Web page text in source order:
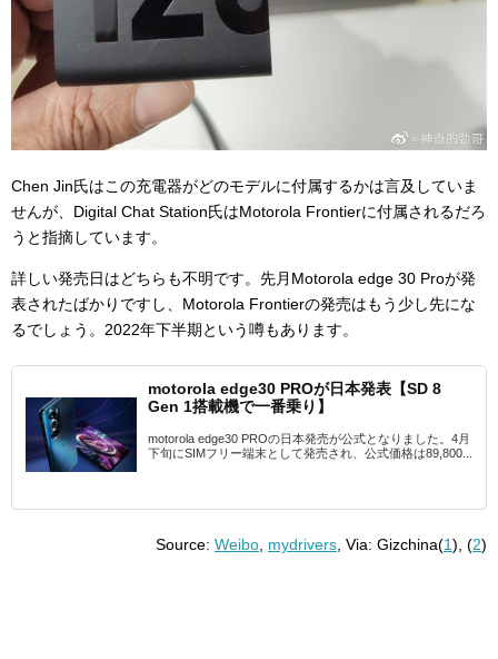
Chen Jin氏はこの充電器がどのモデルに付属するかは言及していま
せんが、 Digital Chat Station氏はMotorola Frontierに付属されるだろ
うと指摘しています。
詳しい発売日はどちらも不明です。先月Motorola edge 30 Proが発
表されたばかりですし、Motorola Frontierの発売はもう少し先にな
るでしょう。2022年下半期という噂もあります。
motorola edge30 PROが日本発表【SD 8
Gen 1搭載機で一番乗り】
motorola edge30 PROの日本発売が公式となりました。4月
下旬にSIMフリー端末として発売され、公式価格は89,800...
Source: Weibo mydrivers , Via: Gizchina(1), (2)